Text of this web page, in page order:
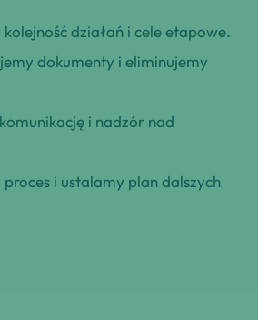
działań i cele etapowe.
dokumenty i eliminujemy
i nadzór nad
proces i ustalamy plan dalszych